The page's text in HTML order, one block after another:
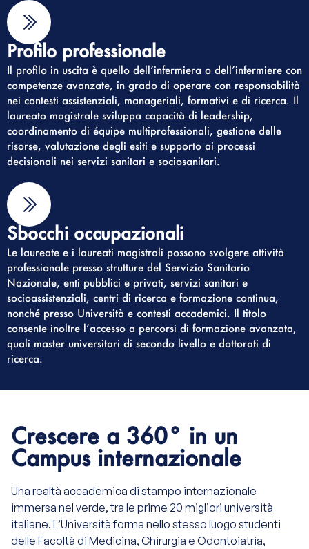
Profilo professionale
Il profilo in uscita è quello dell’infermiera o dell’infermiere con
competenze avanzate, in grado di operare con responsabilità
nei contesti assistenziali, manageriali, formativi e di ricerca. Il
laureato magistrale sviluppa capacità di leadership,
coordinamento di équipe multiprofessionali, gestione delle
risorse, valutazione degli esiti e supporto ai processi
decisionali nei servizi sanitari e sociosanitari.
Sbocchi occupazionali
Le laureate e i laureati magistrali possono svolgere attività
professionale presso strutture del Servizio Sanitario
Nazionale, enti pubblici e privati, servizi sanitari e
socioassistenziali, centri di ricerca e formazione continua,
nonché presso Università e contesti accademici. Il titolo
consente inoltre l’accesso a percorsi di formazione avanzata,
quali master universitari di secondo livello e dottorati di
ricerca.
Crescere a 360° in un
Campus internazionale
Una realtà accademica di stampo internazionale
immersa nel verde, tra le prime 20 migliori università
italiane. L’Università forma nello stesso luogo studenti
delle Facoltà di Medicina, Chirurgia e Odontoiatria,